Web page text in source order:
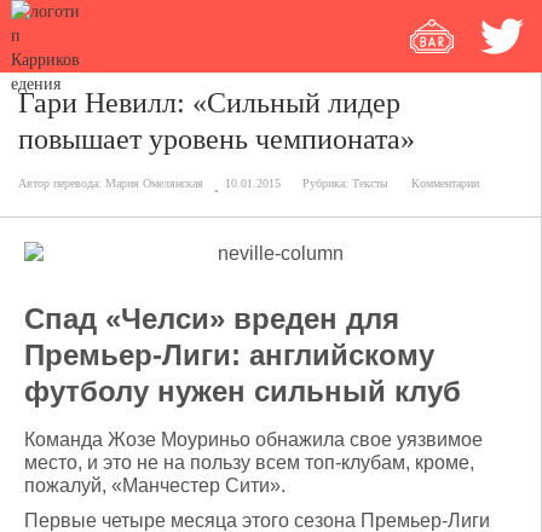
Гари Невилл: «Сильный лидер
повышает уровень чемпионата»
Автор перевода: Мария Омелянская 10.01.2015 Рубрика: Тексты Комментарии
Спад «Челси» вреден для
Премьер-Лиги: английскому
футболу нужен сильный клуб
Команда Жозе Моуриньо обнажила свое уязвимое
место, и это не на пользу всем топ-клубам, кроме,
пожалуй, «Манчестер Сити».
Первые четыре месяца этого сезона Премьер-Лиги